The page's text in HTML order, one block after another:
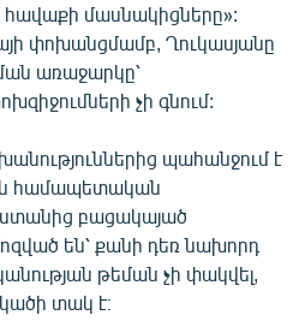
հավաքի մասնակիցները»:
փոխանցմամբ, Ղուկասյանը
առաջարկը՝
չի գնում:
պահանջում է
համապետական
բացակայած
են՝ քանի դեռ նախորդ
թեման չի փակվել,
տակ է։